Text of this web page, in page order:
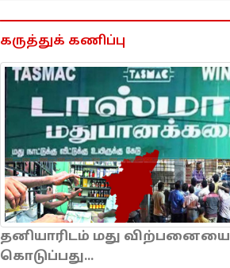
கருத்துக் கணிப்பு
தனியாரிடம் மது விற்பனையை
கொடுப்பது...